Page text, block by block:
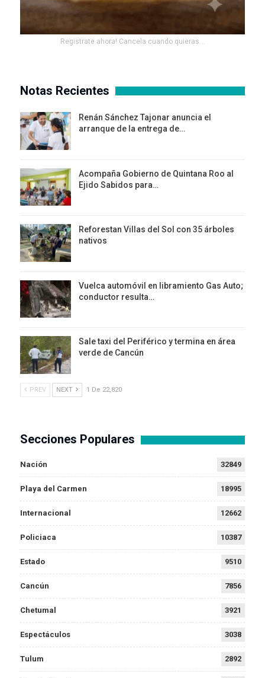
Registrate ahora! Cancela cuando quieras...
Notas Recientes
Renán Sánchez Tajonar anuncia el
arranque de la entrega de…
Acompaña Gobierno de Quintana Roo al
Ejido Sabidos para…
Reforestan Villas del Sol con 35 árboles
nativos
Vuelca automóvil en libramiento Gas Auto;
conductor resulta…
Sale taxi del Periférico y termina en área
verde de Cancún
PREV NEXT 1 De 22,820
Secciones Populares
Nación 32849
Playa del Carmen 18995
Internacional 12662
Policiaca 10387
Estado 9510
Cancún 7856
Chetumal 3921
Espectáculos 3038
Tulum 2892